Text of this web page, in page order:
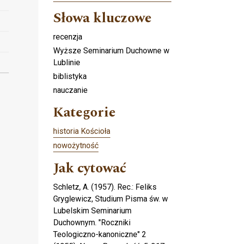
Słowa kluczowe
recenzja
Wyższe Seminarium Duchowne w
Lublinie
biblistyka
nauczanie
Kategorie
historia Kościoła
nowożytność
Jak cytować
Schletz, A. (1957). Rec.: Feliks
Gryglewicz, Studium Pisma św. w
Lubelskim Seminarium
Duchownym. "Roczniki
Teologiczno-kanoniczne" 2